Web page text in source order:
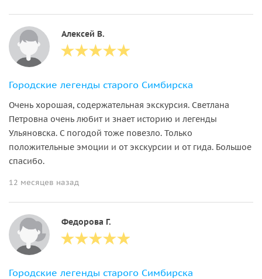
Алексей В.
Городские легенды старого Симбирска
Очень хорошая, содержательная экскурсия. Светлана
Петровна очень любит и знает историю и легенды
Ульяновска. С погодой тоже повезло. Только
положительные эмоции и от экскурсии и от гида. Большое
спасибо.
12 месяцев назад
Федорова Г.
Городские легенды старого Симбирска